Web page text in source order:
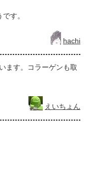
す。
hachi
ます。コラーゲンも取
えいちょん